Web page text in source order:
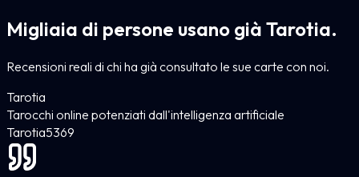
Migliaia di persone usano già Tarotia.
Recensioni reali di chi ha già consultato le sue carte con noi.
Tarotia
Tarocchi online potenziati dall'intelligenza artificiale
Tarotia5369